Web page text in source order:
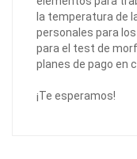
la temperatura de
personales para
para el test de
planes de pago en
¡Te esperamos!